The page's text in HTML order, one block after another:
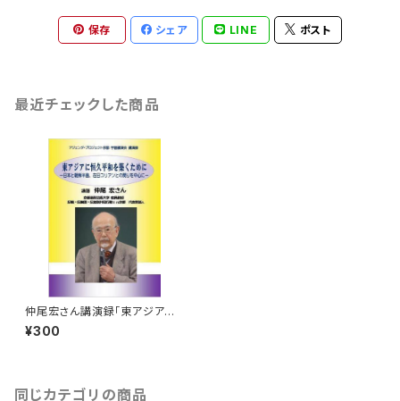
保存 シェア LINE ポスト
最近チェックした商品
仲尾宏さん講演録「東アジアに
恒久平和を築くために ―日本と
朝鮮半島、在日コリアンとの関り
¥300
同じカテゴリの商品